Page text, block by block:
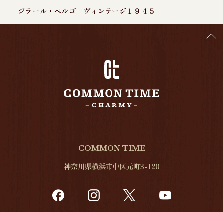
ジラール・ペルゴ ヴィンテージ１９４５
COMMON TIME
神奈川県横浜市中区元町3-120